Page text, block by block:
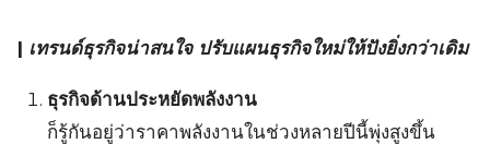
| เทรนด์ธุรกิจน่าสนใจ ปรับแผนธุรกิจใหม่ให้ปังยิ่งกว่าเดิม
ธุรกิจด้านประหยัดพลังงาน
ก็รู้กันอยู่ว่าราคาพลังงานในช่วงหลายปีนี้พุ่งสูงขึ้น